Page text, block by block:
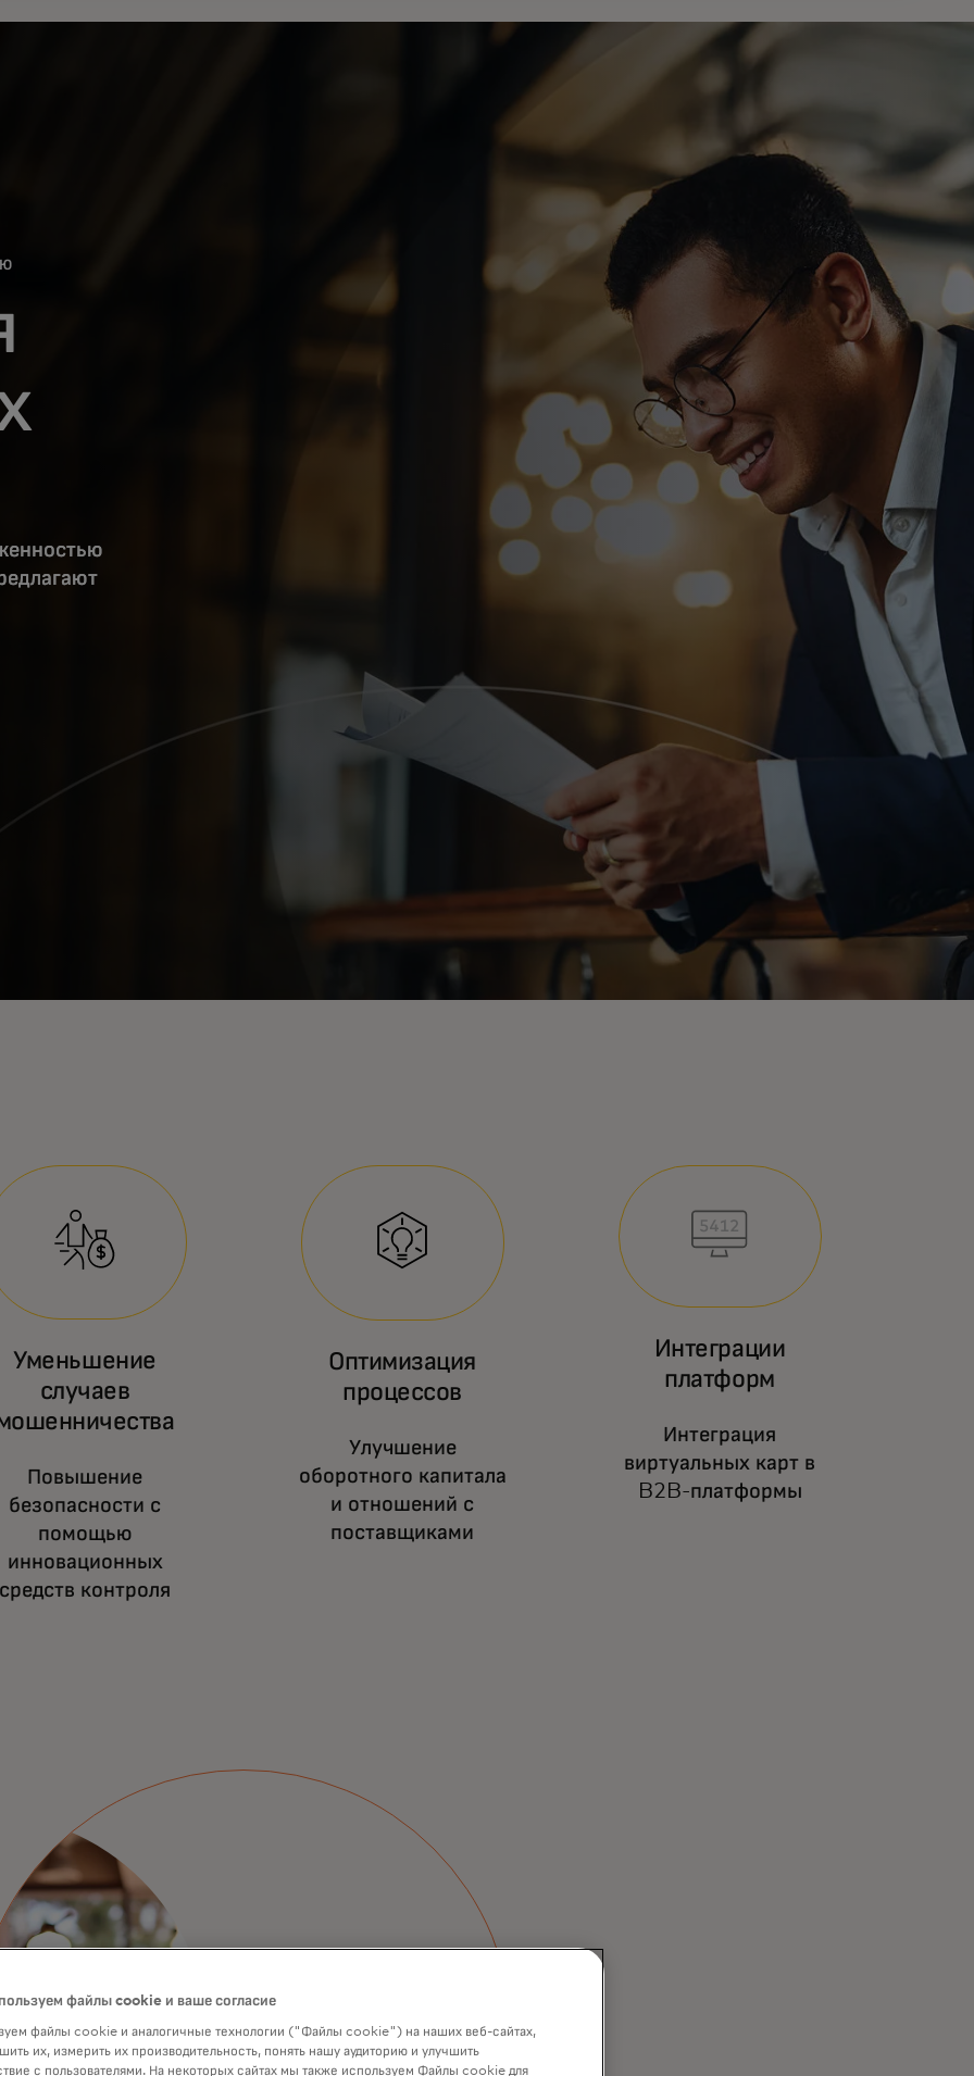
Уменьшение
случаев
Повышение
безопасности с
помощью
инновационных
средств контроля
Оптимизация
процессов
Улучшение
оборотного капитала
и отношений с
поставщиками
Интеграции
платформ
Интеграция
виртуальных карт в
B2B-платформы
процесса сверки
Подробные данные, встроенные в платформы,
файлы cookie и ваше согласие
файлы cookie и аналогичные технологии ("Файлы cookie") на наших веб-сайтах,
их, измерить их производительность, понять нашу аудиторию и улучшить
с пользователями. На некоторых сайтах мы также используем Файлы cookie для